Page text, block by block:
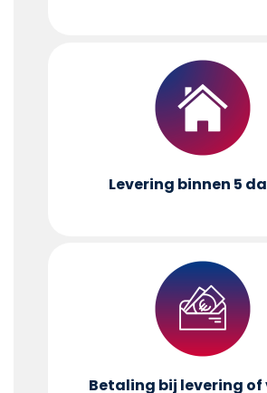
Levering binnen 5
Betaling bij levering